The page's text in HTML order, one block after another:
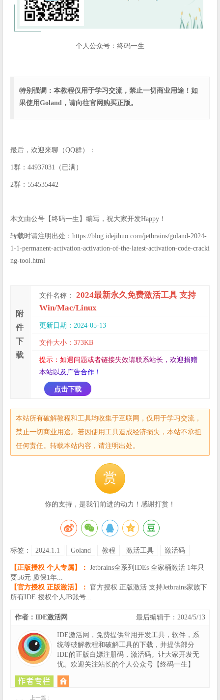
个人公众号：终码一生
特别强调：本教程仅用于学习交流，禁止一切商业用途！如
果使用Goland，请向往官网购买正版。
最后，欢迎来聊（QQ群）：
1群：44937031（已满）
2群：554535442
本文由公号【终码一生】编写，祝大家开发Happy！
转载时请注明出处：https://blog.idejihuo.com/jetbrains/goland-2024-
1-1-permanent-activation-activation-of-the-latest-activation-code-cracki
ng-tool.html
附
件
下
载
文件名称：
2024最新永久免费激活工具 支持
Win/Mac/Linux
更新日期：2024-05-13
文件大小：373KB
提示 ：如遇问题或者链接失效请联系站长 ，欢迎捐赠
本站以 及 广告合作 ！
点击下载
本站所有破解教程和工具均收集于互联网，仅用于学习交流，
禁止一切商业用途。若因使用工具造成经济损失，本站不承担
任何责任。转载本站内容，请注明出处。
赏
你的支持，是我们前进的动力！感谢打赏！
标签： 2024.1.1 Goland 教程 激活工具 激活码
【正版授权 个人专属】： Jetbrains全系列IDEs 全家桶激活 1年只
要56元 质保1年...
【官方授权 正版激活】： 官方授权 正版激活 支持Jetbrains家族下
所有IDE 授权个人JB账号...
最后编辑于：2024/5/13
作者：IDE激活网
IDE激活网，免费提供常用开发工具，软件，系
统等破解教程和破解工具的下载，并提供部分
IDE的正版白嫖注册码，激活码。让大家开发无
忧。欢迎关注站长的个人公众号【终码一生】
上一篇：